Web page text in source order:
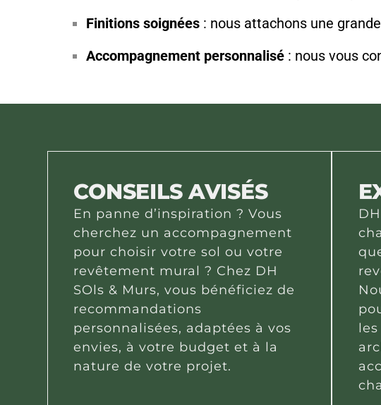
Finitions soignées : nous attachons une
Accompagnement personnalisé : nous vous
CONSEILS AVISÉS
En panne d’inspiration ? Vous
cherchez un accompagnement
pour choisir votre sol ou votre
revêtement mural ? Chez DH
SOls & Murs, vous bénéficiez de
recommandations
personnalisées, adaptées à vos
envies, à votre budget et à la
nature de votre projet.